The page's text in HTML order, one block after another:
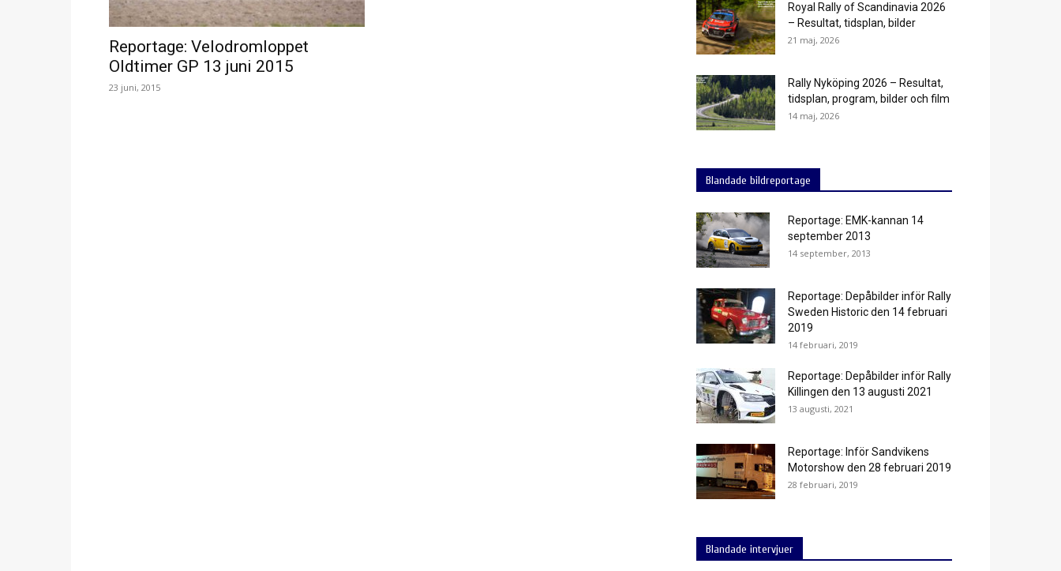
Reportage: Velodromloppet
Oldtimer GP 13 juni 2015
23 juni, 2015
Royal Rally of Scandinavia 2026
– Resultat, tidsplan, bilder
21 maj, 2026
Rally Nyköping 2026 – Resultat,
tidsplan, program, bilder och film
14 maj, 2026
Blandade bildreportage
Reportage: EMK-kannan 14
september 2013
14 september, 2013
Reportage: Depåbilder inför Rally
Sweden Historic den 14 februari
2019
14 februari, 2019
Reportage: Depåbilder inför Rally
Killingen den 13 augusti 2021
13 augusti, 2021
Reportage: Inför Sandvikens
Motorshow den 28 februari 2019
28 februari, 2019
Blandade intervjuer